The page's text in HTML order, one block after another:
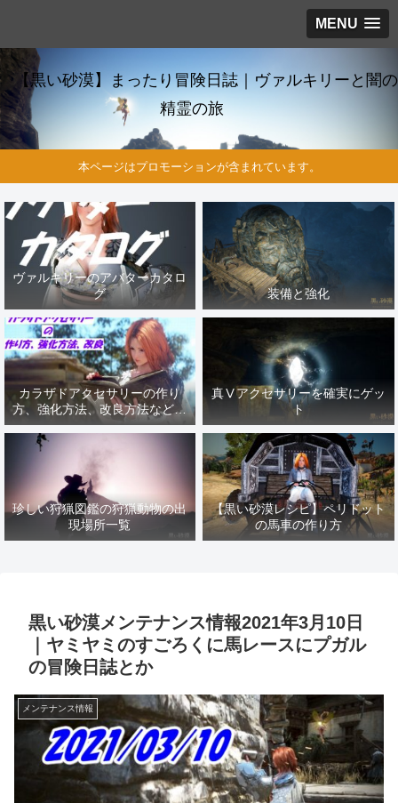
MENU
【黒い砂漠】まったり冒険日誌｜ヴァルキリーと闇の
精霊の旅
本ページはプロモーションが含まれています。
ヴァルキリーのアバターカタロ
グ
装備と強化
カラザドアクセサリーの作り
方、強化方法、改良方法などま
とめ【黒い砂漠冒険日誌１４１
真Ⅴアクセサリーを確実にゲッ
ト
珍しい狩猟図鑑の狩猟動物の出
現場所一覧
【黒い砂漠レシピ】ペリドット
の馬車の作り方
黒い砂漠メンテナンス情報2021年3月10日
｜ヤミヤミのすごろくに馬レースにプガル
の冒険日誌とか
メンテナンス情報